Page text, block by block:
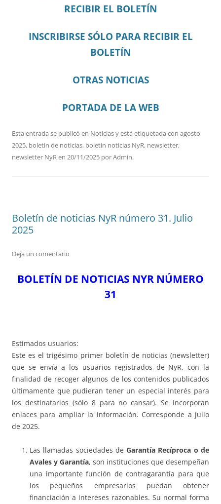
RECIBIR EL BOLETÍN
INSCRIBIRSE SÓLO PARA RECIBIR EL
BOLETÍN
OTRAS NOTICIAS
PORTADA DE LA WEB
Esta entrada se publicó en Noticiasy está etiquetada con agosto
2025, boletin de noticias, boletin noticias NyR, newsletter,
newsletter NyRen 20/11/2025 porAdmin.
Boletín de noticias NyR número 31. Julio
2025
Deja un comentario
BOLETÍN DE NOTICIAS NYR NÚMERO
31
Estimados usuarios:
Este es el trigésimo primer boletín de noticias (newsletter)
que se envía a los usuarios registrados de NyR, con la
finalidad de recoger algunos de los contenidos publicados
últimamente que pudieran tener un especial interés para
los destinatarios (sólo 8 para no cansar). Se incorporan
enlaces para ampliar la información. Corresponde a julio
de 2025.
Las llamadas sociedades deGarantía Recíproca o de
Avales y Garantía, son instituciones que desempeñan
una importante función de contragarantía para que
los pequeños empresarios puedan obtener
financiación a intereses razonables. Su normal forma